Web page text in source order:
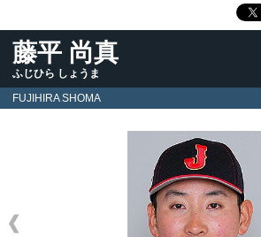
藤平 尚真
ふじひら しょうま
FUJIHIRA SHOMA